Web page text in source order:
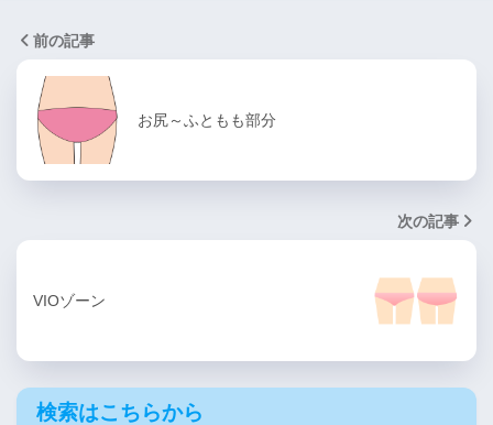
前の記事
お尻～ふともも部分
次の記事
VIOゾーン
検索はこちらから